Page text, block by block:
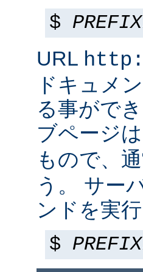
$ PREFIX
URL
ドキュメ
る事がで
ブページは
もので、
う。 サー
ンドを実
$ PREFIX